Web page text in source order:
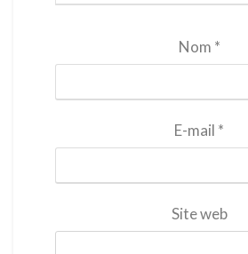
Nom *
E-mail *
Site web